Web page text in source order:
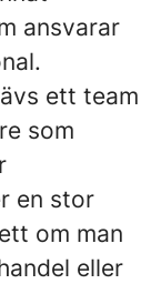
ansvarar
ett team
som
en stor
om man
eller